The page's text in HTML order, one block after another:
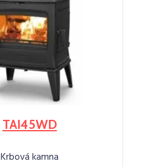
TAI45WD
Krbová kamna